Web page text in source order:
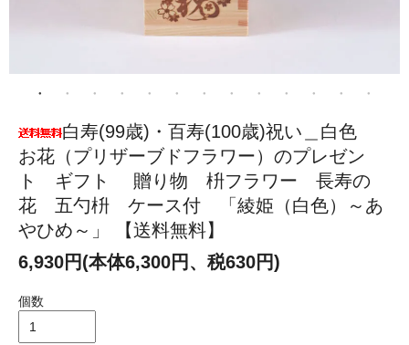
白寿(99歳)・百寿(100歳)祝い＿白色
お花（プリザーブドフラワー）のプレゼン
ト ギフト 贈り物 枡フラワー 長寿の
花 五勺枡 ケース付 「綾姫（白色）～あ
やひめ～」 【送料無料】
6,930円(本体6,300円、税630円)
個数